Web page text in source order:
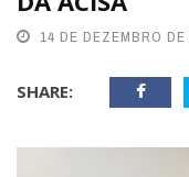
14 DE DEZEMBRO DE
SHARE: